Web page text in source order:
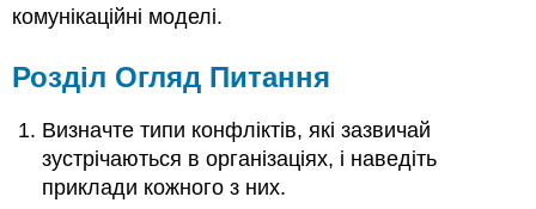
комунікаційні моделі.
Розділ Огляд Питання
Визначте типи конфліктів, які зазвичай
зустрічаються в організаціях, і наведіть
приклади кожного з них.